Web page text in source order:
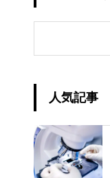
人気記事